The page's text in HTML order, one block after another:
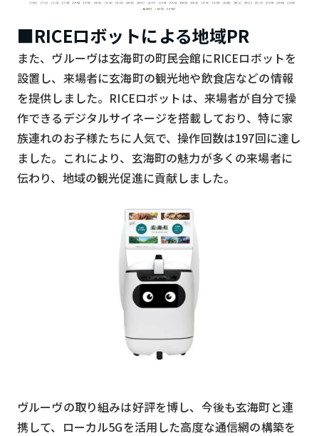
■RICEロボットによる地域PR
また、ヴルーヴは玄海町の町民会館にRICEロボットを
設置し、来場者に玄海町の観光地や飲食店などの情報
を提供しました。RICEロボットは、来場者が自分で操
作できるデジタルサイネージを搭載しており、特に家
族連れのお子様たちに人気で、操作回数は197回に達し
ました。これにより、玄海町の魅力が多くの来場者に
伝わり、地域の観光促進に貢献しました。
ヴルーヴの取り組みは好評を博し、今後も玄海町と連
携して、ローカル5Gを活用した高度な通信網の構築を